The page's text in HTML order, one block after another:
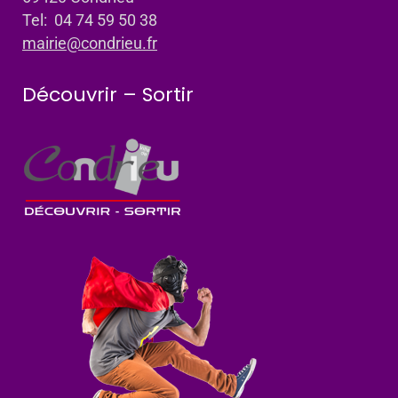
Tel: 04 74 59 50 38
mairie@condrieu.fr
Découvrir – Sortir